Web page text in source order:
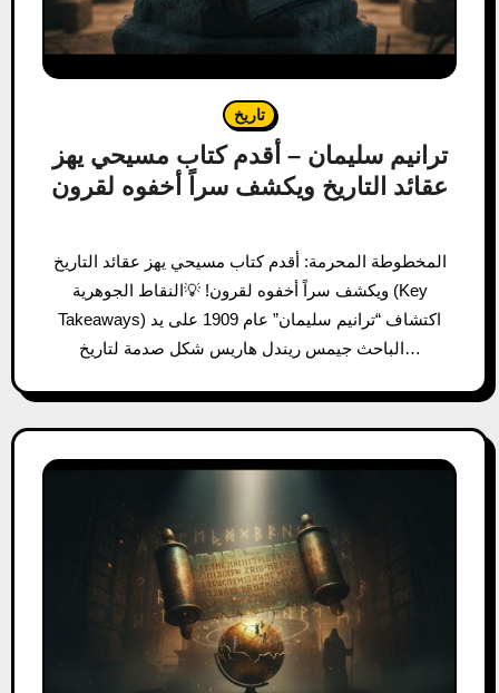
تاريخ
ترانيم سليمان – أقدم كتاب مسيحي يهز
عقائد التاريخ ويكشف سراً أخفوه لقرون
المخطوطة المحرمة: أقدم كتاب مسيحي يهز عقائد التاريخ
ويكشف سراً أخفوه لقرون! 💡النقاط الجوهرية (Key
Takeaways) اكتشاف “ترانيم سليمان” عام 1909 على يد
الباحث جيمس ريندل هاريس شكل صدمة لتاريخ…